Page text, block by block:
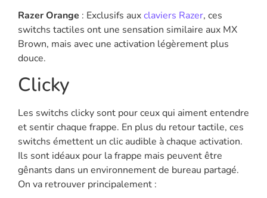
Razer Orange : Exclusifs auxclaviers Razer, ces
switchs tactiles ont une sensation similaire aux MX
Brown, mais avec une activation légèrement plus
douce.
Clicky
Les switchs clicky sont pour ceux qui aiment entendre
et sentir chaque frappe. En plus du retour tactile, ces
switchs émettent un clic audible à chaque activation.
Ils sont idéaux pour la frappe mais peuvent être
gênants dans un environnement de bureau partagé.
On va retrouver principalement :